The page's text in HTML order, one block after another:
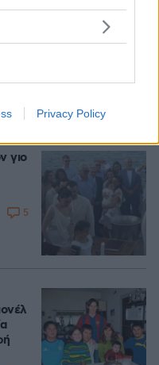
Privacy Policy
γιο
5